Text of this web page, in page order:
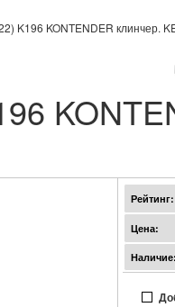
K196 KONTENDER клинчер.
Рейтинг:
Цена:
Наличие: